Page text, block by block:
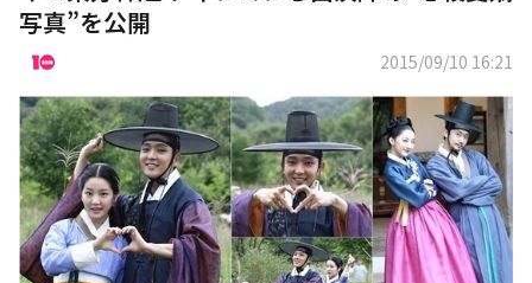
写真”を公開
2015/09/10 16:21